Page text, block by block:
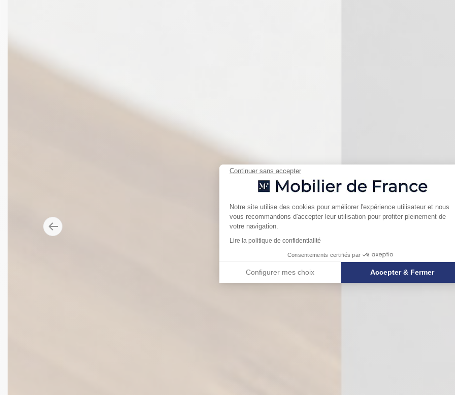
Continuer sans accepter
Plateforme de Gestion du
Notre site utilise des cookies pour améliorer l'expérience utilisateur et nous
vous recommandons d'accepter leur utilisation pour profiter pleinement de
votre navigation.
Lire la politique de confidentialité
Consentements certifiés par
Configurer mes choix Accepter & Fermer
Axeptio consent